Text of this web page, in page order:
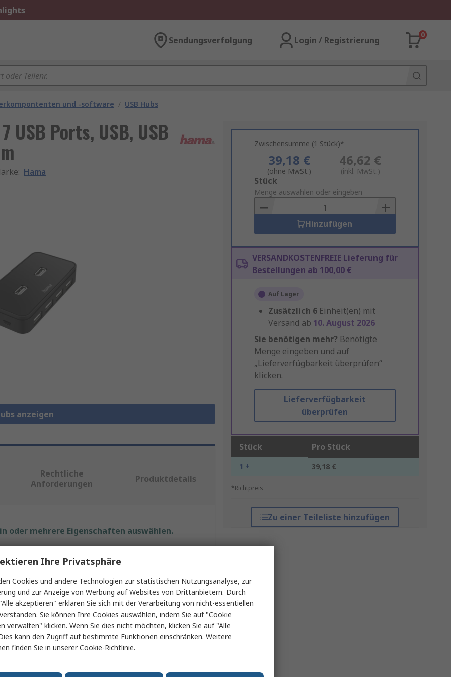
Sendungsverfolgung Login / Registrierung
0
und -software / USB Hubs
USB Ports, USB, USB
: Hama
anzeigen
Zwischensumme (1 Stück)*
39,18 €
(ohne MwSt.)
46,62 €
(inkl. MwSt.)
Add
to
Basket
Stück
Menge auswählen oder eingeben
Hinzufügen
VERSANDKOSTENFREIE Lieferung für
Bestellungen ab 100,00 €
Auf Lager
Zusätzlich 6 Einheit(en) mit
Versand ab 10. August 2026
Sie benötigen mehr? Benötigte
Menge eingeben und auf
„Lieferverfügbarkeit überprüfen“
klicken.
Lieferverfügbarkeit
überprüfen
Stück Pro Stück
1 + 39,18 €
*Richtpreis
Zu einer Teileliste hinzufügen
Rechtliche
Anforderungen
Produktdetails
oder mehrere Eigenschaften auswählen.
Hama
USB Anschlüsse 7
USB-C-Hub
USB 2.0
Ihre Privatsphäre
Cookies und andere Technologien zur statistischen Nutzungsanalyse, zur
und zur Anzeige von Werbung auf Websites von Drittanbietern. Durch
akzeptieren" erklären Sie sich mit der Verarbeitung von nicht-essentiellen
Sie können Ihre Cookies auswählen, indem Sie auf "Cookie
verwalten" klicken. Wenn Sie dies nicht möchten, klicken Sie auf "Alle
kann den Zugriff auf bestimmte Funktionen einschränken. Weitere
finden Sie in unsererCookie-Richtlinie.